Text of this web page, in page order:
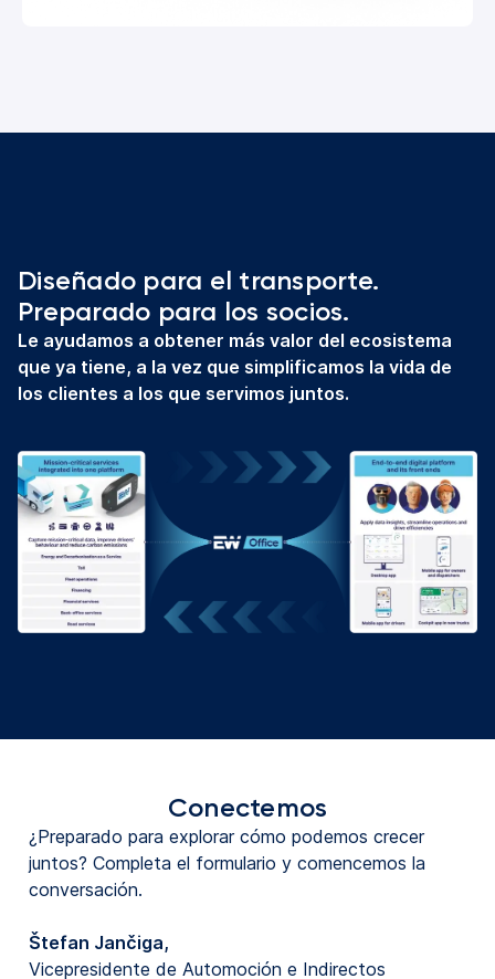
Diseñado para el transporte.
Preparado para los socios.
Le ayudamos a obtener más valor del ecosistema
que ya tiene, a la vez que simplificamos la vida de
los clientes a los que servimos juntos.
Conectemos
¿Preparado para explorar cómo podemos crecer
juntos? Completa el formulario y comencemos la
conversación.
Štefan Jančiga,
Vicepresidente de Automoción e Indirectos